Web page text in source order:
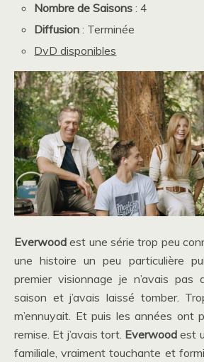
Nombre de Saisons : 4
Diffusion : Terminée
DvD disponibles
Everwood est une série trop peu
une histoire un peu particulière
premier visionnage je n’avais pas
saison et j’avais laissé tomber.
m’ennuyait. Et puis les années ont
remise. Et j’avais tort. Everwood est
familiale, vraiment touchante et